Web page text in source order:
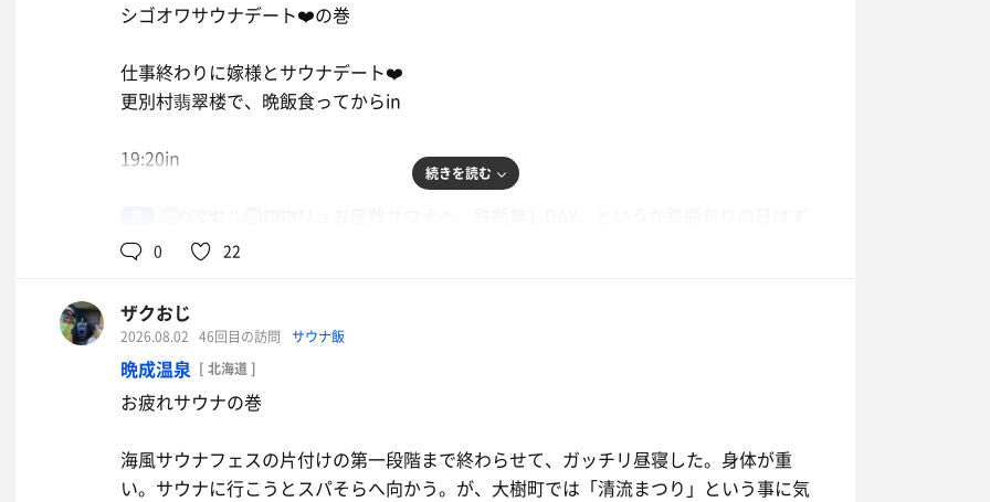
シゴオワサウナデート❤️の巻
仕事終わりに嫁様とサウナデート❤️
更別村翡翠楼で、晩飯食ってからin
19:20in
っと無いかも。ロウリュで湿度調整。良き･:*+.\(( °ω° ))/.:+
水風呂、外気浴+足湯、共に良き。
*･゜ﾟ･*:.｡..｡.:*･'(*ﾟ▽ﾟ*)'･*:.｡. .｡.:*･゜ﾟ･*
セルフロウリュお座敷サウナ8-15分
水風呂2分
外気浴+足湯5-7分
3セット
続きを読む
0 22
ザクおじ
2026.08.02 46回目の訪問 サウナ飯
晩成温泉 [ 北海道 ]
お疲れサウナの巻
海風サウナフェスの片付けの第一段階まで終わらせて、ガッチリ昼寝した。身体が重
い。サウナに行こうとスパそらへ向かう。が、大樹町では「清流まつり」という事に気